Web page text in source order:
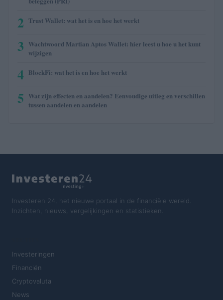
2 Trust Wallet: wat het is en hoe het werkt
3 Wachtwoord Martian Aptos Wallet: hier leest u hoe u het kunt
wijzigen
4 BlockFi: wat het is en hoe het werkt
5 Wat zijn effecten en aandelen? Eenvoudige uitleg en verschillen
tussen aandelen en aandelen
Investeren 24, het nieuwe portaal in de financiële wereld.
Inzichten, nieuws, vergelijkingen en statistieken.
Investeringen
Financiën
Cryptovaluta
News